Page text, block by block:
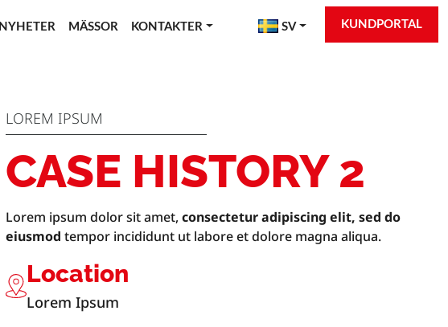
NYHETER MÄSSOR KONTAKTER SV KUNDPORTAL
LOREM IPSUM
CASE HISTORY 2
Lorem ipsum dolor sit amet,consectetur adipiscing elit, sed do
eiusmod tempor incididunt ut labore et dolore magna aliqua.
Location
Lorem Ipsum